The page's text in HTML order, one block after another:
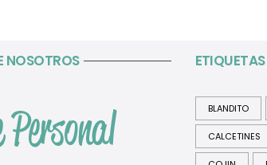
NOSOTROS
BLANDITO
CALCETINES